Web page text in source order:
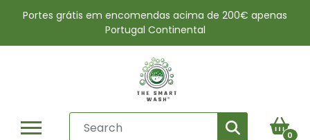
Portes grátis em encomendas acima de 200€ apenas
Portugal Continental
0